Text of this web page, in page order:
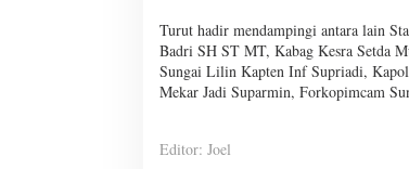
Turut hadir mendampingi antara lain
Badri SH ST MT, Kabag Kesra Setda
Sungai Lilin Kapten Inf Supriadi,
Mekar Jadi Suparmin, Forkopimcam
Editor: Joel